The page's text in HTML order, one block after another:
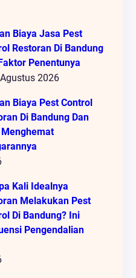
Biaya Jasa Pest
Restoran Di Bandung
Penentunya
2026
Biaya Pest Control
Di Bandung Dan
Kali Idealnya
Melakukan Pest
Di Bandung? Ini
Pengendalian